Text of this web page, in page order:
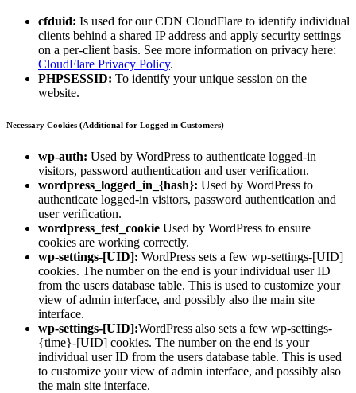
cfduid: Is used for our CDN CloudFlare to identify individual
clients behind a shared IP address and apply security settings
on a per-client basis. See more information on privacy here:
CloudFlare Privacy Policy.
PHPSESSID: To identify your unique session on the
website.
Necessary Cookies (Additional for Logged in Customers)
wp-auth: Used by WordPress to authenticate logged-in
visitors, password authentication and user verification.
wordpress_logged_in_{hash}: Used by WordPress to
authenticate logged-in visitors, password authentication and
user verification.
wordpress_test_cookie Used by WordPress to ensure
cookies are working correctly.
wp-settings-[UID]: WordPress sets a few wp-settings-[UID]
cookies. The number on the end is your individual user ID
from the users database table. This is used to customize your
view of admin interface, and possibly also the main site
interface.
wp-settings-[UID]:WordPress also sets a few wp-settings-
{time}-[UID] cookies. The number on the end is your
individual user ID from the users database table. This is used
to customize your view of admin interface, and possibly also
the main site interface.